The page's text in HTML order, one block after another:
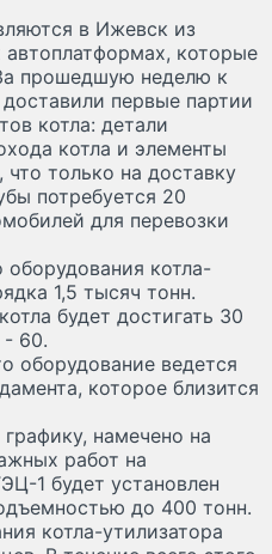
в Ижевск из
автоплатформах, которые
прошедшую неделю к
первые партии
котла: детали
котла и элементы
только на доставку
потребуется 20
для перевозки
котла-
1,5 тысяч тонн.
будет достигать 30
60.
оборудование ведется
которое близится
намечено на
работ на
1 будет установлен
до 400 тонн.
котла-утилизатора